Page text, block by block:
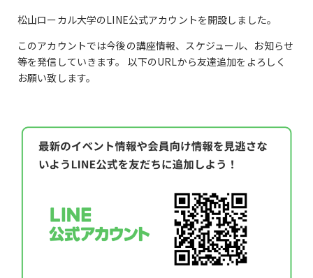
松山ローカル大学のLINE公式アカウントを開設しました。
このアカウントでは今後の講座情報、スケジュール、お知らせ
等を発信していきます。 以下のURLから友達追加をよろしく
お願い致します。